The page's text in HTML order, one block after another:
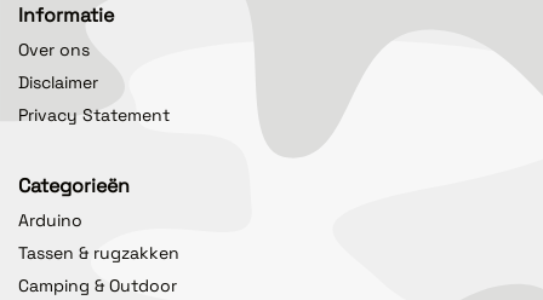
Informatie
Over ons
Disclaimer
Privacy Statement
Categorieën
Arduino
Tassen & rugzakken
Camping & Outdoor